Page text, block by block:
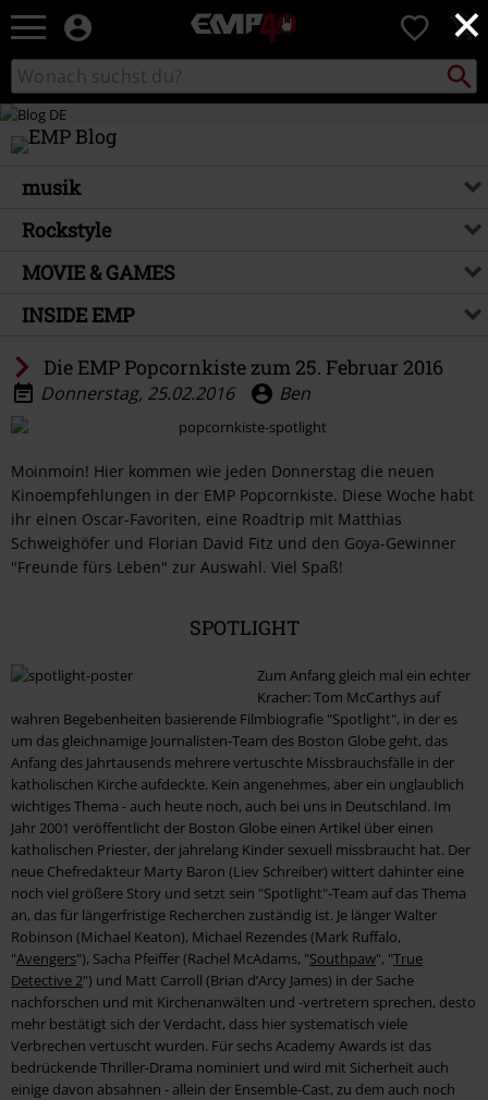
×
EMP
Merchandise
-
Shop
0
Katalog
durchsuchen
suchen
musik
Rockstyle
MOVIE & GAMES
INSIDE EMP
Die EMP Popcornkiste zum 25. Februar 2016
Donnerstag, 25.02.2016 Ben
Moinmoin! Hier kommen wie jeden Donnerstag die neuen
Kinoempfehlungen in der EMP Popcornkiste. Diese Woche habt
ihr einen Oscar-Favoriten, eine Roadtrip mit Matthias
Schweighöfer und Florian David Fitz und den Goya-Gewinner
"Freunde fürs Leben" zur Auswahl. Viel Spaß!
SPOTLIGHT
Zum Anfang gleich mal ein echter
Kracher: Tom McCarthys auf
wahren Begebenheiten basierende Filmbiografie "Spotlight", in der es
um das gleichnamige Journalisten-Team des Boston Globe geht, das
Anfang des Jahrtausends mehrere vertuschte Missbrauchsfälle in der
katholischen Kirche aufdeckte. Kein angenehmes, aber ein unglaublich
wichtiges Thema - auch heute noch, auch bei uns in Deutschland. Im
Jahr 2001 veröffentlicht der Boston Globe einen Artikel über einen
katholischen Priester, der jahrelang Kinder sexuell missbraucht hat. Der
neue Chefredakteur Marty Baron (Liev Schreiber) wittert dahinter eine
noch viel größere Story und setzt sein "Spotlight"-Team auf das Thema
an, das für längerfristige Recherchen zuständig ist. Je länger Walter
Robinson (Michael Keaton), Michael Rezendes (Mark Ruffalo,
"Avengers"), Sacha Pfeiffer (Rachel McAdams, "Southpaw", "True
Detective 2") und Matt Carroll (Brian d’Arcy James) in der Sache
nachforschen und mit Kirchenanwälten und -vertretern sprechen, desto
mehr bestätigt sich der Verdacht, dass hier systematisch viele
Verbrechen vertuscht wurden. Für sechs Academy Awards ist das
bedrückende Thriller-Drama nominiert und wird mit Sicherheit auch
einige davon absahnen - allein der Ensemble-Cast, zu dem auch noch